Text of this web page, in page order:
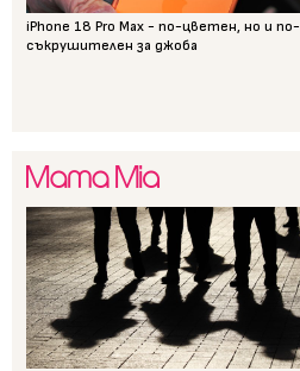
iPhone 18 Pro Max - по-цветен, но и по-
съкрушителен за джоба